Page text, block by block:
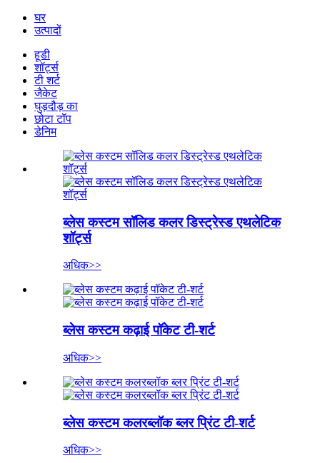
घर
उत्पादों
हूडी
शॉर्ट्स
टी शर्ट
जैकेट
घुड़दौड़ का
छोटा टॉप
डेनिम
ब्लेस कस्टम सॉलिड कलर डिस्ट्रेस्ड एथलेटिक
शॉर्ट्स
अधिक>>
ब्लेस कस्टम कढ़ाई पॉकेट टी-शर्ट
अधिक>>
ब्लेस कस्टम कलरब्लॉक ब्लर प्रिंट टी-शर्ट
अधिक>>